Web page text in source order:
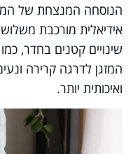
הנוסחה המנצחת של
אידיאלית מורכבת
שינויים קטנים בחדר, כמו
המזגן לדרגה קרירה
ואיכותית יותר.